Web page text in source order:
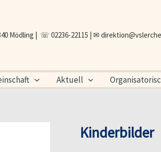
Mödling | ☏ 02236-22115 | ✉
Aktuell
Kinderbilder